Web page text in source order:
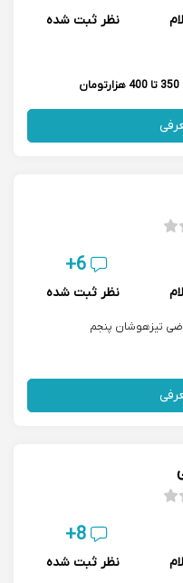
نظر ثبت شده
350 تا 400 هزارتومان
6+
نظر ثبت شده
تیزهوشان پنجم
8+
نظر ثبت شده